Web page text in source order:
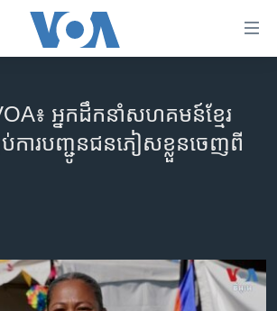
៖ អ្នកដឹកនាំសហគមន៍​ខ្មែរ​
ប់​ការបញ្ជូន​ជនភៀស​ខ្លួន​ចេញពី​